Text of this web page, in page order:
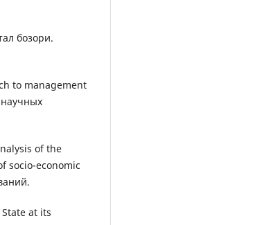
бозори.
to management
of the
socio-economic
at its